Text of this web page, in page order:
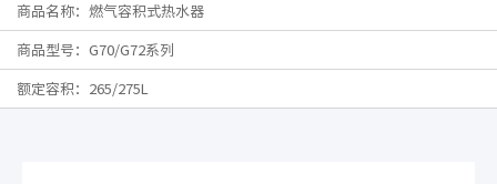
商品名称：燃气容积式热水器
商品型号：G70/G72系列
额定容积：265/275L